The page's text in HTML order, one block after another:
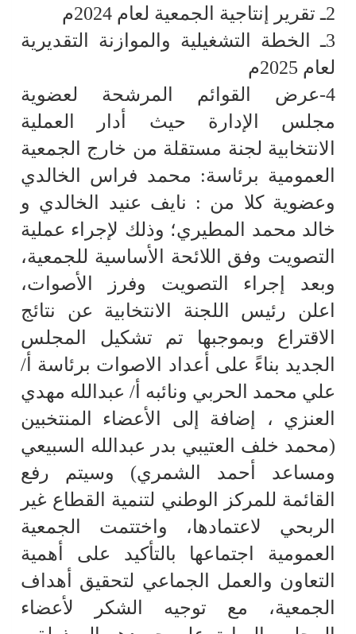
2ـ تقرير إنتاجية الجمعية لعام 2024م
3ـ الخطة التشغيلية والموازنة التقديرية
لعام 2025م
4-عرض القوائم المرشحة لعضوية
مجلس الإدارة حيث أدار العملية
الانتخابية لجنة مستقلة من خارج الجمعية
العمومية برئاسة: محمد فراس الخالدي
وعضوية كلا من : نايف عنيد الخالدي و
خالد محمد المطيري؛ وذلك لإجراء عملية
التصويت وفق اللائحة الأساسية للجمعية،
وبعد إجراء التصويت وفرز الأصوات،
اعلن رئيس اللجنة الانتخابية عن نتائج
الاقتراع وبموجبها تم تشكيل المجلس
الجديد بناءً على أعداد الاصوات برئاسة أ/
علي محمد الحربي ونائبه أ/ عبدالله مهدي
العنزي ، إضافة إلى الأعضاء المنتخبين
(محمد خلف العتيبي بدر عبدالله السبيعي
ومساعد أحمد الشمري) وسيتم رفع
القائمة للمركز الوطني لتنمية القطاع غير
الربحي لاعتمادها، واختتمت الجمعية
العمومية اجتماعها بالتأكيد على أهمية
التعاون والعمل الجماعي لتحقيق أهداف
الجمعية، مع توجيه الشكر لأعضاء